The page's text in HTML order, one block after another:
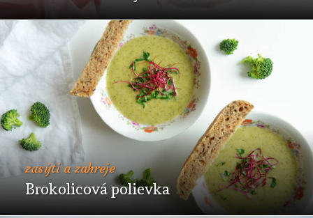
zasýti a zahreje
Brokolicová polievka